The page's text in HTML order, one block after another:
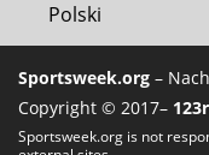
Polski
Sportsweek.org –
Copyright © 2017–
Sportsweek.org is not